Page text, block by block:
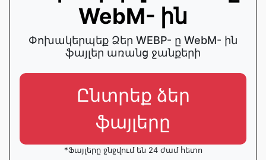
WebM- ին
Փոխակերպեք Ձեր WEBP- ը WebM- ին
ֆայլեր առանց ջանքերի
Ընտրեք ձեր
ֆայլերը
*Ֆայլերը ջնջվում են 24 ժամ հետո